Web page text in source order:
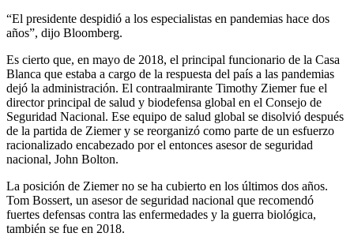
“El presidente despidió a los especialistas en pandemias hace dos
años”, dijo Bloomberg.
Es cierto que, en mayo de 2018, el principal funcionario de la Casa
Blanca que estaba a cargo de la respuesta del país a las pandemias
dejó la administración. El contraalmirante Timothy Ziemer fue el
director principal de salud y biodefensa global en el Consejo de
Seguridad Nacional. Ese equipo de salud global se disolvió después
de la partida de Ziemer y se reorganizó como parte de un esfuerzo
racionalizado encabezado por el entonces asesor de seguridad
nacional, John Bolton.
La posición de Ziemer no se ha cubierto en los últimos dos años.
Tom Bossert, un asesor de seguridad nacional que recomendó
fuertes defensas contra las enfermedades y la guerra biológica,
también se fue en 2018.